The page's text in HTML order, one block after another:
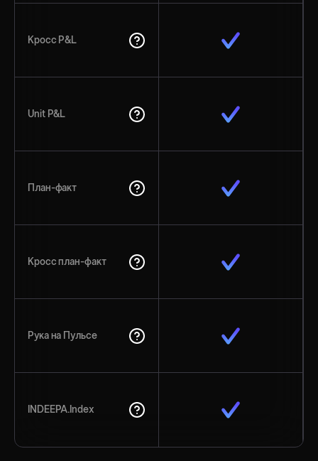
Кросс P&L
Unit P&L
План-факт
Кросс план-факт
Рука на Пульсе
INDEEPA.Index